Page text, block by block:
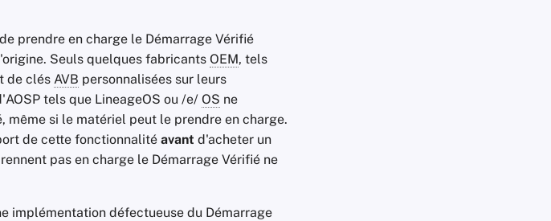
prendre en charge le Démarrage Vérifié
Seuls quelques fabricants OEM, tels
de clés AVB personnalisées sur leurs
tels que LineageOS ou /e/ OS ne
même si le matériel peut le prendre en charge.
de cette fonctionnalité avant d'acheter un
pas en charge le Démarrage Vérifié ne
implémentation défectueuse du Démarrage